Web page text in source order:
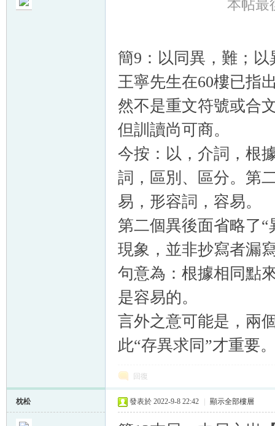
本帖最
簡9：以同異，難；以
王寧先生在60樓已指
然不是重文符號或合
但訓讀尚可商。
今按：以，介詞，根
詞，區別、區分。第
易，形容詞，容易。
第二個異後面省略了
現象，並非抄寫者漏
句意為：根據相同點
是容易的。
言外之意可能是，兩
此“存異求同”才重要
回復
枕松 發表於 2022-9-8 22:42 顯示全部樓層